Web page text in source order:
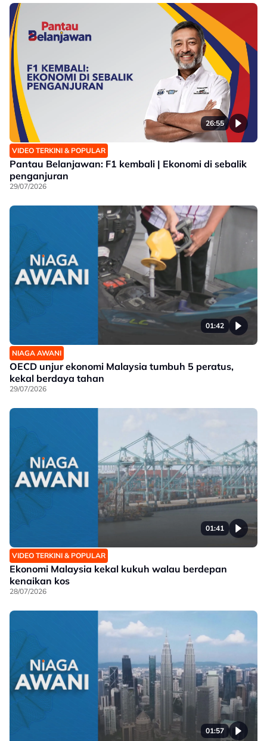
26:55
VIDEO TERKINI & POPULAR
Pantau Belanjawan: F1 kembali | Ekonomi di sebalik
penganjuran
29/07/2026
01:42
NIAGA AWANI
OECD unjur ekonomi Malaysia tumbuh 5 peratus,
kekal berdaya tahan
29/07/2026
01:41
VIDEO TERKINI & POPULAR
Ekonomi Malaysia kekal kukuh walau berdepan
kenaikan kos
28/07/2026
01:57